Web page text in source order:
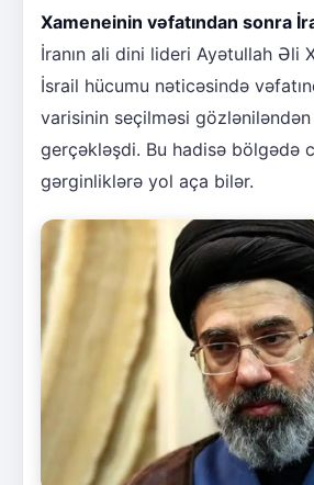
Xameneinin vəfatından sonra
İranın ali dini lideri Ayətullah Əli
İsrail hücumu nəticəsində
varisinin seçilməsi
gerçəkləşdi. Bu hadisə bölgədə
gərginliklərə yol aça bilər.